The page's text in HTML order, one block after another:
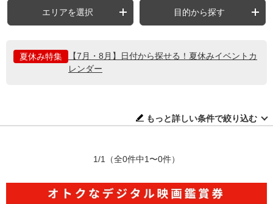
エリアを選択 目的から探す
夏休み特集
【7月・8月】日付から探せる！夏休みイベントカ
レンダー
もっと詳しい条件で絞り込む
1/1 （全0件中1〜0件）